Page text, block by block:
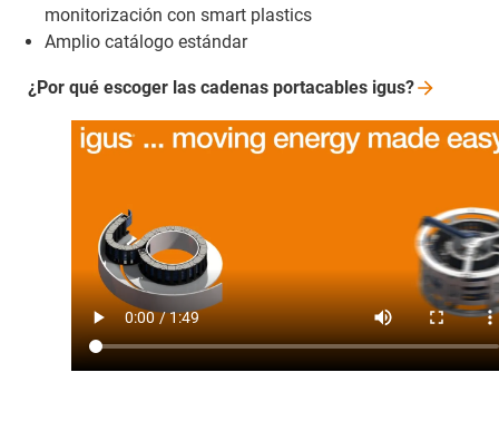
monitorización con smart plastics
Amplio catálogo estándar
¿Por qué escoger las cadenas portacables igus?